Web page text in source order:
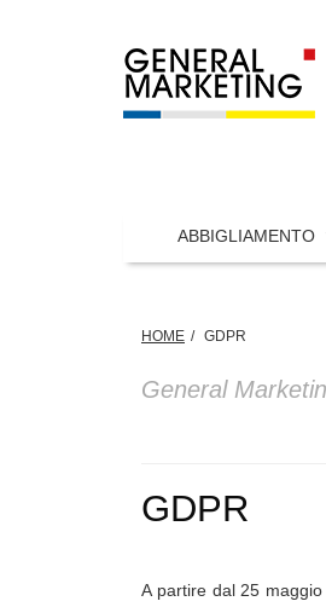
ABBIGLIAMENTO
HOME GDPR
General
GDPR
A partire dal 25